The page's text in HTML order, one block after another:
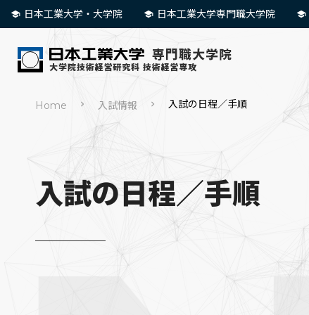
日本工業大学・大学院 日本工業大学専門職大学院
Home 入試情報 入試の日程／手順
入試の日程／手順